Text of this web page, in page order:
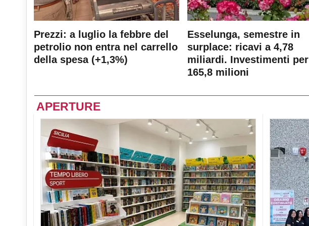
Prezzi: a luglio la febbre del
petrolio non entra nel carrello
della spesa (+1,3%)
Esselunga, semestre in
surplace: ricavi a 4,78
miliardi. Investimenti per
165,8 milioni
APERTURE